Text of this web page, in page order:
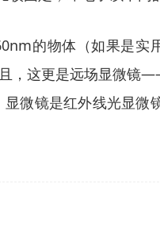
的物体（如果是
，这更是远场显微
微镜是红外线光显